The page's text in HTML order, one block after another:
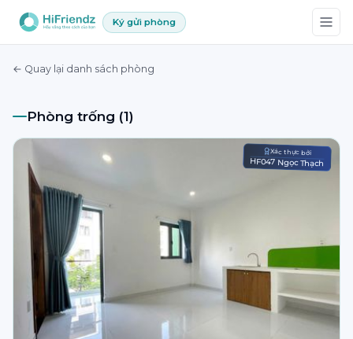
Ký gửi phòng
← Quay lại danh sách phòng
Phòng trống (1)
Xác thực bởi
HF047 Ngọc Thạch